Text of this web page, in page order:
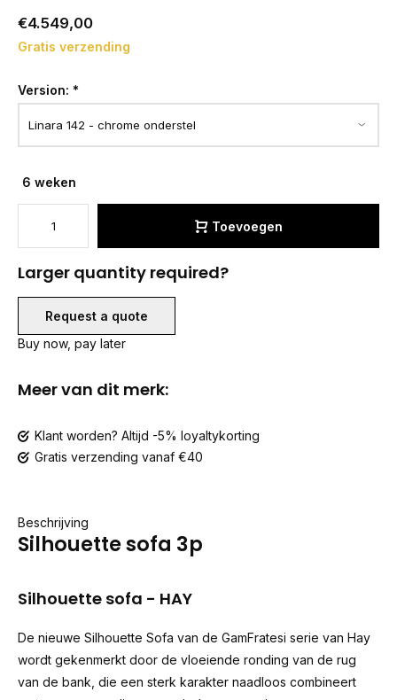
€4.549,00
Gratis verzending
Version: *
6 weken
Toevoegen
Larger quantity required?
Request a quote
Buy now, pay later
Meer van dit merk:
Klant worden? Altijd -5% loyaltykorting
Gratis verzending vanaf €40
Beschrijving
Silhouette sofa 3p
Silhouette sofa - HAY
De nieuwe Silhouette Sofa van de GamFratesi serie van Hay
wordt gekenmerkt door de vloeiende ronding van de rug
van de bank, die een sterk karakter naadloos combineert